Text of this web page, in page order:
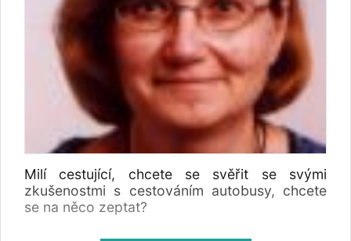
Milí cestující, chcete se svěřit se svými
zkušenostmi s cestováním autobusy, chcete
se na něco zeptat?